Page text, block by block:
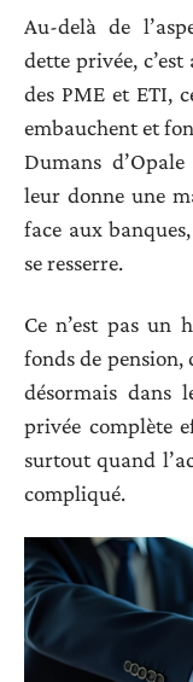
Au-delà de
dette privée,
des PME et ETI,
embauchent et
Dumans
leur donne une
face aux
se resserre.
Ce n’est pas un
fonds de pension,
désormais dans
privée complète
surtout quand
compliqué.